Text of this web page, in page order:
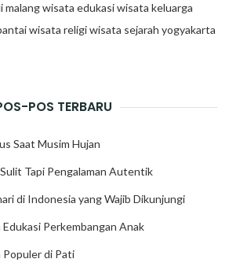
malangwisata edukasiwisata keluarga
wisata religiwisata sejarah yogyakarta
POS TERBARU
Saat Musim Hujan
Tapi Pengalaman Autentik
di Indonesia yang Wajib Dikunjungi
Perkembangan Anak
Populer di Pati